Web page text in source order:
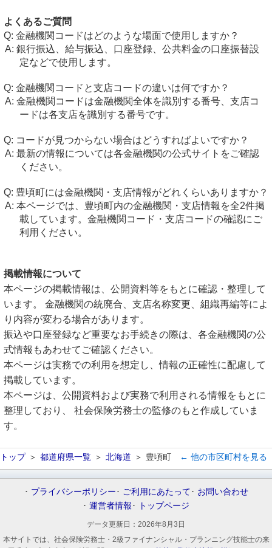
よくあるご質問
金融機関コードはどのような場面で使用しますか？
銀行振込、給与振込、口座登録、公共料金の口座振替設
定などで使用します。
金融機関コードと支店コードの違いは何ですか？
金融機関コードは金融機関全体を識別する番号、支店コ
ードは各支店を識別する番号です。
コードが見つからない場合はどうすればよいですか？
最新の情報については各金融機関の公式サイトをご確認
ください。
豊頃町には金融機関・支店情報がどれくらいありますか？
本ページでは、豊頃町内の金融機関・支店情報を全2件掲
載しています。金融機関コード・支店コードの確認にご
利用ください。
掲載情報について
本ページの掲載情報は、公開資料等をもとに確認・整理して
います。 金融機関の統廃合、支店名称変更、組織再編等によ
り内容が変わる場合があります。
振込や口座登録など重要なお手続きの際は、各金融機関の公
式情報もあわせてご確認ください。
本ページは実務での利用を想定し、情報の正確性に配慮して
掲載しています。
本ページは、公開資料および実務で利用される情報をもとに
整理しており、 社会保険労務士の監修のもと作成していま
す。
トップ 都道府県一覧 北海道 豊頃町 ← 他の市区町村を見る
プライバシーポリシー ご利用にあたって
お問い合わせ
運営者情報
トップページ
データ更新日： 2026年8月3日
本サイトでは、社会保険労務士・2級ファイナンシャル・プランニング技能士の来